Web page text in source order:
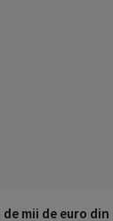
mii de euro